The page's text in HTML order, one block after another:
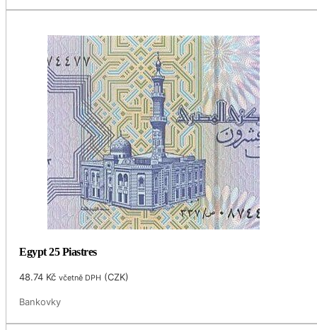
Egypt 25 Piastres
48.74 Kč včetně DPH (CZK)
Bankovky